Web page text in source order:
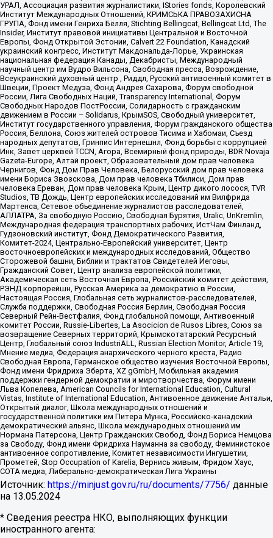
УРАЛ, Ассоциация развития журналистики, IStories fonds, Королевский
Институт Международных Отношений, КРИМСЬКА ПРАВОЗАХИСНА
ГРУПА, Фонд имени Генриха Бёлля, Stichting Bellingcat, Bellingcat Ltd, The
Insider, Институт правовой инициативы Центральной и Восточной
Европы, Фонд Открытой Эстонии, Calvert 22 Foundation, Канадский
украинский конгресс, Институт Макдональда-Лорье, Украинская
национальная федерация Канады, Декабристы, Международный
научный центр им Вудро Вильсона, Свободная пресса, Возрождение,
Всеукраинский духовный центр , Риддл, Русский антивоенный комитет в
Швеции, Проект Медуза, Фонд Андрея Сахарова, Форум свободной
России, Лига Свободных Наций, Transparеncy International, Форум
Свободных Народов ПостРоссии, Солидарность с гражданским
движением в России – Solidarus, КрымSOS, Свободный университет,
Институт государственного управления, Форум гражданского общества
Россия, Беллона, Союз жителей островов Тисима и Хабомаи, Съезд
народных депутатов, Гринпис Интернешнл, Фонд борьбы с коррупцией
Инк, Завет церквей TCCN, Агора, Всемирный фонд природы, BDR Novaja
Gazeta-Europe, Алтай проект, Образовательный дом прав человека
Чернигов, Фонд Дом Прав Человека, Белорусский дом прав человека
имени Бориса Звозскова, Дом прав человека Тбилиси, Дом прав
человека Ереван, Дом прав человека Крым, Центр дикого лосося, TVR
Studios, ТВ Дождь, Центр европейских исследований им Вилфрида
Мартенса, Сетевое объединение журналистов расследователей,
АЛЛАТРА, За свободную Россию, Свободная Бурятия, Uralic, UnKremlin,
Международная федерация транспортных рабочих, ИстЧам Финланд,
Гудзоновский институт, Фонд Демократического Развития,
Комитет-2024, Центрально-Европейский университет, Центр
восточноевропейских и международных исследований, Общество
Сторожевой башни, Библии и трактатов Свидетелей Иеговы,
Гражданский Совет, Центр анализа европейской политики,
Академическая сеть Восточная Европа, Российский комитет действия,
РЭНД корпорейшн, Русская Америка за демократию в России,
Настоящая Россия, Глобальная сеть журналистов-расследователей,
Служба поддержки, Свободная Россия Берлин, Свободная Россия
Северный Рейн-Вестфалия, Фонд глобальной помощи, Антивоенный
комитет России, Russie-Libertes, La Asocicion de Rusos Libres, Союз за
возвращение Северных территорий, Крымскотатарский Ресурсный
Центр, Глобальный союз IndustriALL, Russian Election Monitor, Article 19,
Мнение медиа, Федерация анархического черного креста, Радио
Свободная Европа, Германское общество изучения Восточной Европы,
Фонд имени Фридриха Эберта, XZ gGmbH, Мобильная академия
поддержки гендерной демократии и миротворчества, Форум имени
Льва Копелева, American Councils for International Education, Cultural
Vistas, Institute of International Education, Антивоенное движение Антальи,
Открытый диалог, Школа международных отношений и
государственной политики им Питера Мунка, Российско-канадский
демократический альянс, Школа международных отношений им
Нормана Патерсона, Центр Гражданских Свобод, Фонд Бориса Немцова
за Свободу, Фонд имени Фридриха Науманна за свободу, Феминистское
антивоенное сопротивление, Комитет независимости Ингушетии,
Прометей, Stop Occupation of Karelia, Вернись живым, Фридом Хаус,
СОТА медиа, Либерально-демократическая Лига Украины
Источник: https://minjust.gov.ru/ru/documents/7756/ данные
на 13.05.2024
* Сведения реестра НКО, выполняющих функции
иностранного агента: